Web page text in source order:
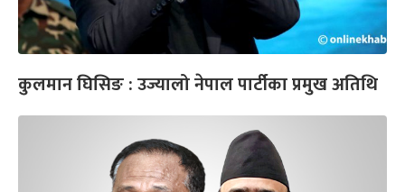
कुलमान घिसिङ : उज्यालो नेपाल पार्टीका प्रमुख अतिथि